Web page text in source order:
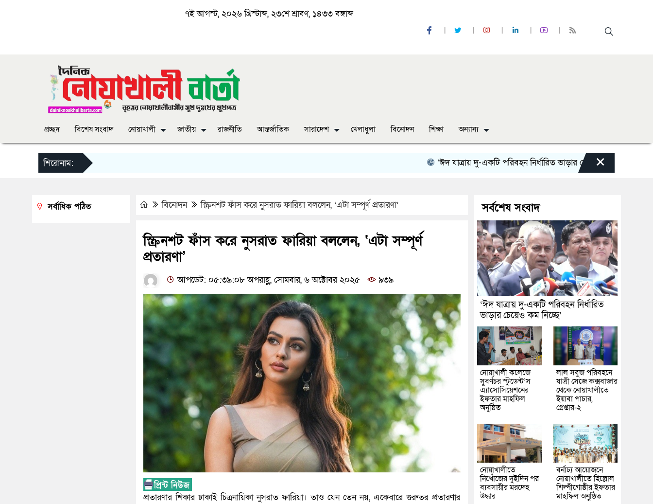
৭ই আগস্ট, ২০২৬ খ্রিস্টাব্দ, ২৩শে শ্রাবণ, ১৪৩৩ বঙ্গাব্দ
প্রচ্ছদ বিশেষ সংবাদ নোয়াখালী জাতীয় রাজনীতি আন্তর্জাতিক সারাদেশ খেলাধুলা বিনোদন শিক্ষা অন্যান্য
শিরোনাম: ‘ঈদ যাত্রায় দু-একটি পরিবহন নির্ধারিত ভাড়ার চেয়েও কম নিচ্ছে’
×
বিনোদন স্ক্রিনশট ফাঁস করে নুসরাত ফারিয়া বললেন, ‘এটা সম্পূর্ণ প্রতারণা’
স্ক্রিনশট ফাঁস করে নুসরাত ফারিয়া বললেন, ‘এটা সম্পূর্ণ
প্রতারণা’
আপডেট: ০৫:৩৯:০৮ অপরাহ্ণ, সোমবার, ৬ অক্টোবর ২০২৫ ৯৩৯
প্রতারণার শিকার ঢাকাই চিত্রনায়িকা নুসরাত ফারিয়া। তাও যেন তেন নয়, একেবারে গুরুতর প্রতারণার
সর্বাধিক পঠিত সর্বশেষ সংবাদ
‘ঈদ যাত্রায় দু-একটি পরিবহন নির্ধারিত
ভাড়ার চেয়েও কম নিচ্ছে’
নোয়াখালী কলেজে
সুবর্ণচর স্টুডেন্ট’স
এ্যাসোসিয়েশনের
ইফতার মাহফিল
অনুষ্ঠিত
লাল সবুজ পরিবহনে
যাত্রী সেজে কক্সবাজার
থেকে নোয়াখালীতে
ইয়াবা পাচার,
গ্রেপ্তার-২
নোয়াখালীতে
নিখোঁজের দুইদিন পর
ব্যবসায়ীর মরদেহ
উদ্ধার
বর্নাঢ্য আয়োজনে
নোয়াখালীতে হিল্লোল
শিল্পীগোষ্ঠীর ইফতার
মাহফিল অনুষ্ঠিত